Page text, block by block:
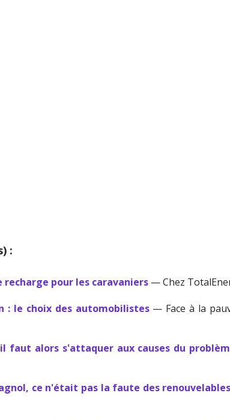
:
recharge pour les caravaniers — Chez
: le choix des automobilistes— Face à la
il faut alors s'attaquer aux causes du
ce n'était pas la faute des renouvelables